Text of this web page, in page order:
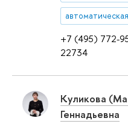
+7 (495) 772-
22734
Куликова
Геннадьевна